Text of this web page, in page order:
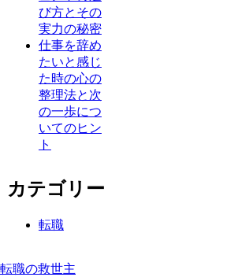
び方とその
実力の秘密
仕事を辞め
たいと感じ
た時の心の
整理法と次
の一歩につ
いてのヒン
ト
カテゴリー
転職
転職の救世主